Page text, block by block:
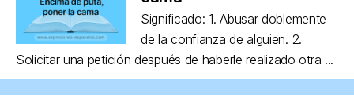
Significado: 1. Abusar doblemente
de la confianza de alguien. 2.
Solicitar una petición después de haberle realizado otra ...